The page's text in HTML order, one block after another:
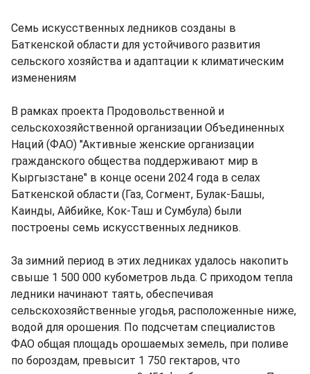
Семь искусственных ледников созданы в
Баткенской области для устойчивого развития
сельского хозяйства и адаптации к климатическим
изменениям
В рамках проекта Продовольственной и
сельскохозяйственной организации Объединенных
Наций (ФАО) "Активные женские организации
гражданского общества поддерживают мир в
Кыргызстане" в конце осени 2024 года в селах
Баткенской области (Газ, Согмент, Булак-Башы,
Каинды, Айбийке, Кок-Таш и Сумбула) были
построены семь искусственных ледников.
За зимний период в этих ледниках удалось накопить
свыше 1 500 000 кубометров льда. С приходом тепла
ледники начинают таять, обеспечивая
сельскохозяйственные угодья, расположенные ниже,
водой для орошения. По подсчетам специалистов
ФАО общая площадь орошаемых земель, при поливе
по бороздам, превысит 1 750 гектаров, что